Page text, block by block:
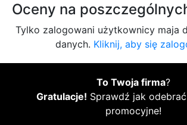
Oceny na
Tylko zalogowani użytkownicy maja
danych. Kliknij, aby się
To Twoja firma?
Gratulacje! Sprawdź jak odebrać
promocyjne!